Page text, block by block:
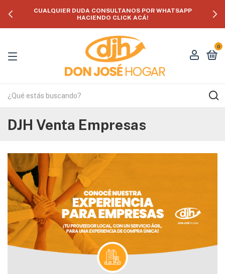
CUALQUIER DUDA CONSULTANOS POR WHATSAPP
HACIENDO CLICK ACÁ!
0
DJH Venta Empresas